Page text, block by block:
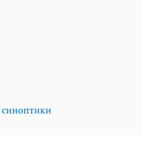
синоптики